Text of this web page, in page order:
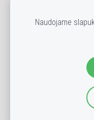
Naudojame